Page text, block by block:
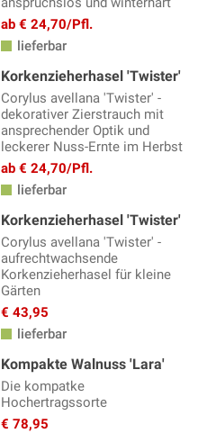
ab € 24,70/Pfl.
lieferbar
Korkenzieherhasel 'Twister'
Corylus avellana 'Twister' -
dekorativer Zierstrauch mit
ansprechender Optik und
leckerer Nuss-Ernte im Herbst
ab € 24,70/Pfl.
lieferbar
Korkenzieherhasel 'Twister'
Corylus avellana 'Twister' -
aufrechtwachsende
Korkenzieherhasel für kleine
Gärten
€ 43,95
lieferbar
Kompakte Walnuss 'Lara'
Die kompatke
Hochertragssorte
€ 78,95